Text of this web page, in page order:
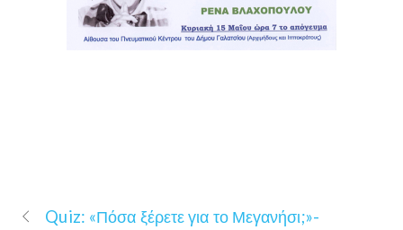
Quiz: «Πόσα ξέρετε για το Μεγανήσι;»-